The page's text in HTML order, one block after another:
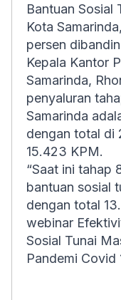
Bantuan Sosial
Kota
persen
Kepala Kantor
Samarinda,
penyaluran
Samarinda
dengan total di
15.423 KPM.
“Saat ini tahap
bantuan sosial
dengan total
webinar
Sosial Tunai
Pandemi Covid